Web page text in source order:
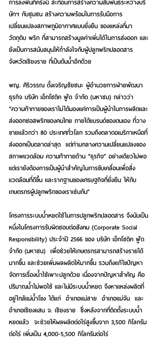
การลงพื้นที่ครั้งนี้ สะท้อนการสร้างความสัมพันธ์ระหว่างบริ
ษัทฯ กับชุมชน สร้างความพร้อมในการรับมือการ
เปลี่ยนแปลงสภาพภูมิอากาศแบบยั่งยืน ของแหล่งที่มา
วัตถุดิบ พริก ที่สามารถสร้างมูลค่าเพิ่มได้ในการส่งออก และ
ยังเป็นการสนับสนุนให้กำลังใจกับผู้ปลูกพริกปลอดสาร
จังหวัดเชียงราย ที่เป็นต้นน้ำอีกด้วย
พญ. ศิริวรรณ ตั้งเจริญชัยชนะ ผู้อำนวยการฝ่ายพัฒนา
ธุรกิจ บริษัท เอ็กโซติค ฟู้ด จำกัด (มหาชน) กล่าวว่า
“ความท้าทายของเราไม่ได้มองแค่การเป็นผู้นำในการผลิตและ
ส่งออกซอสพริกของคนไทย ภายใต้แบรนด์ของตนเอง ที่วาง
ขายแล้วกว่า 80 ประเทศทั่วโลก รวมถึงตลาดอเมริกาเหนือที่
ส่งออกเป็นตลาดล่าสุด  แต่ท่ามกลางความเปลี่ยนแปลงของ
สภาพแวดล้อม ความท้าทายด้าน “ธุรกิจ” อย่างเดียวไม่พอ
แต่เรายังต้องการเป็นผู้นำสำคัญในการขับเคลื่อนเพื่อสิ่ง
แวดล้อมที่ดีขึ้น และรากฐานของเศรษฐกิจที่ยั่งยืน ให้กับ
เกษตรกรผู้ปลูกพริกของเราเช่นกัน”
โครงการระบบน้ำหยดใช้ในการปลูกพริกปลอดสาร จึงนับเป็น
หนึ่งในโครงการรับผิดชอบต่อสังคม (Corporate Social
Responsibility) ประจำปี 2566 ของ บริษัท เอ็กโซติค ฟู้ด
จำกัด (มหาชน)  เพื่อช่วยให้เกษตรกรสามารถสร้างรายได้
มากขึ้น และช่วยเพิ่มผลผลิตให้มากขึ้น รวมถึงแก้ไขปัญหา
จัดการเรื่องน้ำใช้เพาะปลูกด้วย เนื่องจากปัญหาสำคัญ คือ
ปริมาณน้ำไม่พอใช้ และไม่มีระบบน้ำหยด จึงหาแหล่งผลิตที่
อยู่ใกล้แม่น้ำโขง ได้แก่  อำเภอแม่สาย  อำเภอแม่จัน  และ
อำเภอเชียงแสน จ. เชียงราย  ซึ่งหลังจากที่ติดตั้งระบบน้ำ
หยดแล้ว  จะช่วยให้ผลผลิตต่อไร่สูงขึ้นจาก 3,500 กิโลกรัม
ต่อไร่ เพิ่มเป็น 4,000-5,500 กิโลกรัมต่อไร่